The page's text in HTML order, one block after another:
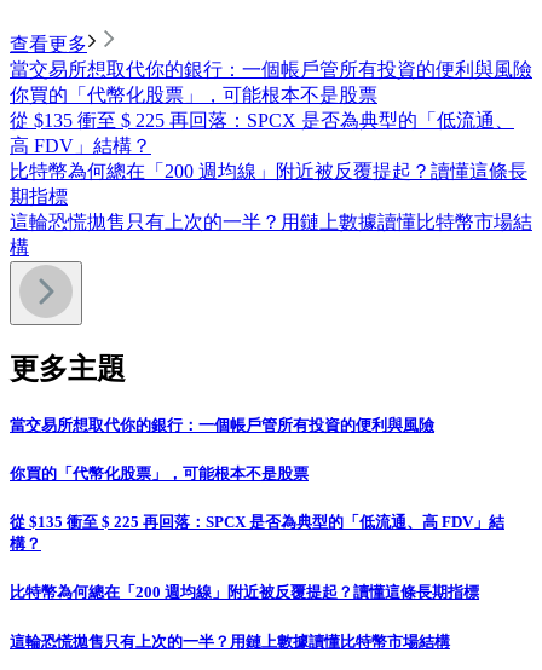
查看更多
當交易所想取代你的銀行：一個帳戶管所有投資的便利與風險
你買的「代幣化股票」，可能根本不是股票
從 $135 衝至 $ 225 再回落：SPCX 是否為典型的「低流通、
高 FDV」結構？
比特幣為何總在「200 週均線」附近被反覆提起？讀懂這條長
期指標
這輪恐慌拋售只有上次的一半？用鏈上數據讀懂比特幣市場結
構
更多主題
當交易所想取代你的銀行：一個帳戶管所有投資的便利與風險
你買的「代幣化股票」，可能根本不是股票
從 $135 衝至 $ 225 再回落：SPCX 是否為典型的「低流通、高 FDV」結
構？
比特幣為何總在「200 週均線」附近被反覆提起？讀懂這條長期指標
這輪恐慌拋售只有上次的一半？用鏈上數據讀懂比特幣市場結構